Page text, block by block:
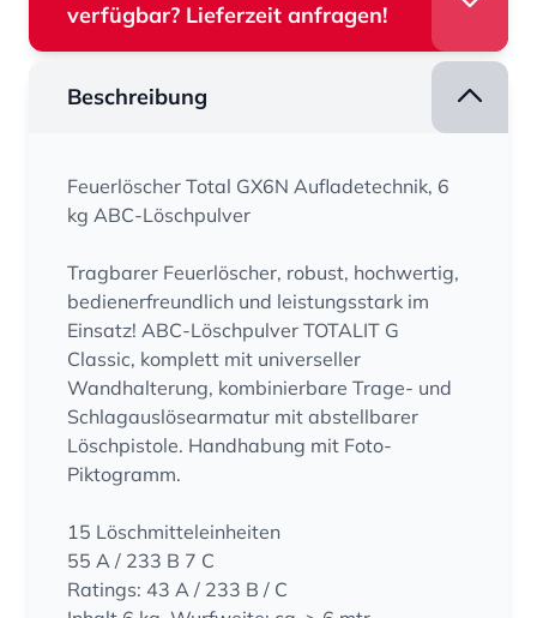
verfügbar? Lieferzeit anfragen!
Beschreibung
Feuerlöscher Total GX6N Aufladetechnik, 6
kg ABC-Löschpulver
Tragbarer Feuerlöscher, robust, hochwertig,
bedienerfreundlich und leistungsstark im
Einsatz! ABC-Löschpulver TOTALIT G
Classic, komplett mit universeller
Wandhalterung, kombinierbare Trage- und
Schlagauslösearmatur mit abstellbarer
Löschpistole. Handhabung mit Foto-
Piktogramm.
15 Löschmitteleinheiten
55 A / 233 B 7 C
Ratings: 43 A / 233 B / C